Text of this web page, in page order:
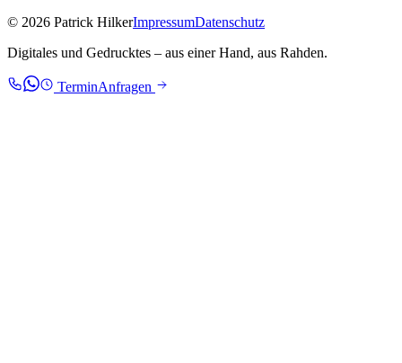
© 2026 Patrick HilkerImpressumDatenschutz
Digitales und Gedrucktes – aus einer Hand, aus Rahden.
TerminAnfragen